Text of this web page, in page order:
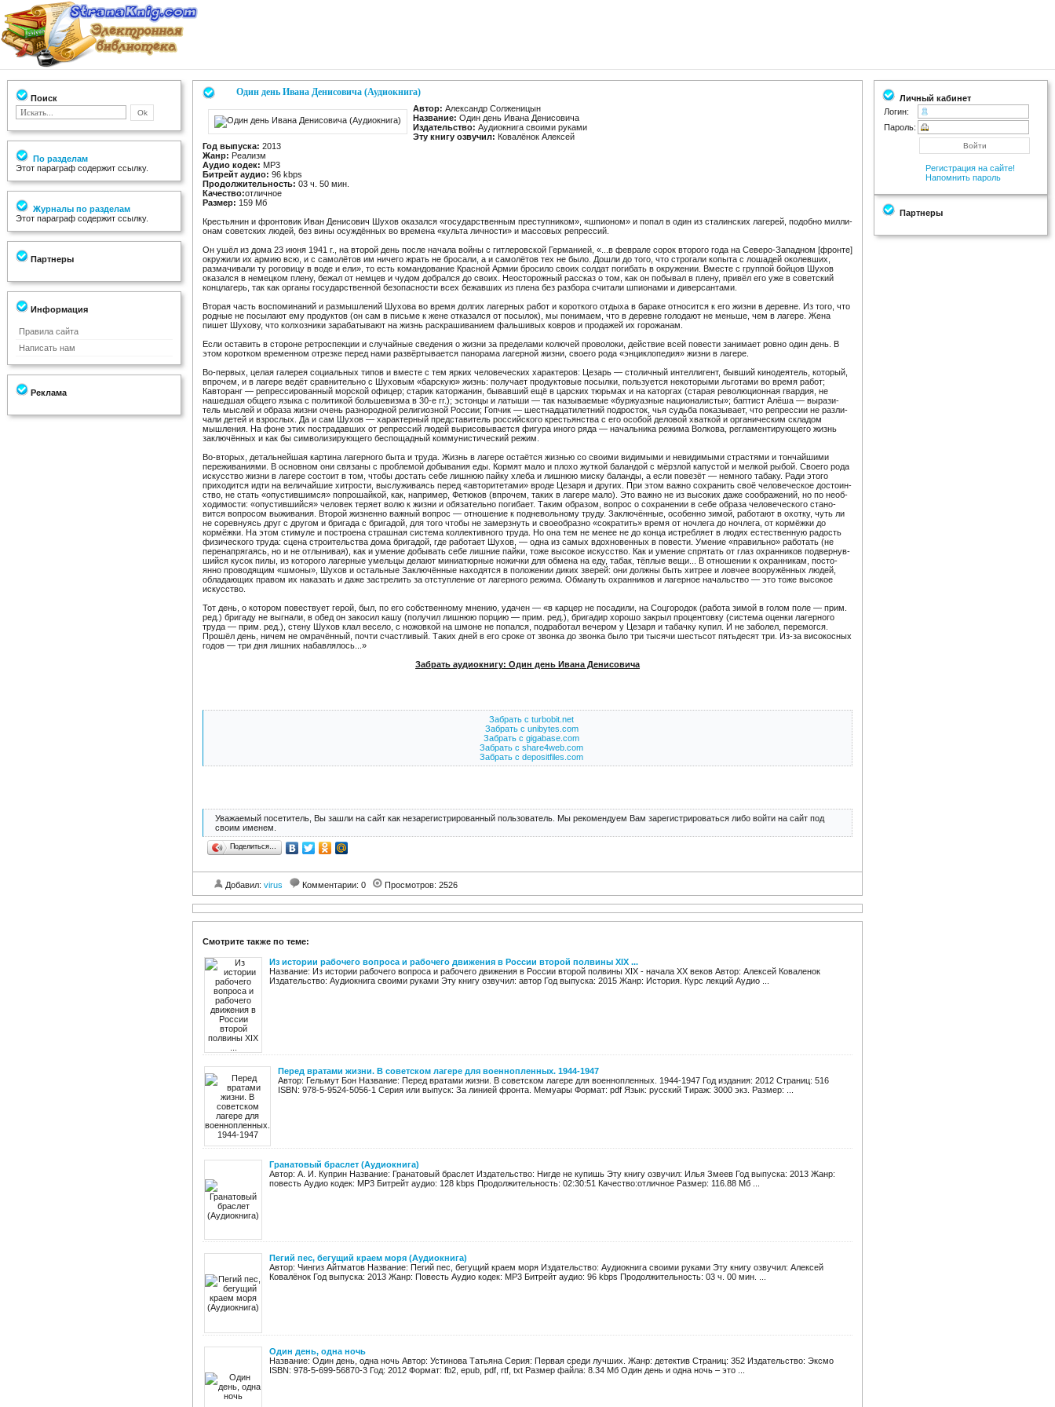
Поиск
По разделам
Этот параграф содержит ссылку.
Журналы по разделам
Этот параграф содержит ссылку.
Партнеры
Информация
Правила сайта
Написать нам
Реклама
Один день Ивана Денисовича (Аудиокнига)
Автор: Александр Солженицын
Название: Один день Ивана Денисовича
Издательство: Аудиокнига своими руками
Эту книгу озвучил: Ковалёнок Алексей
Год выпуска: 2013
Жанр: Реализм
Аудио кодек: MP3
Битрейт аудио: 96 kbps
Продолжительность: 03 ч. 50 мин.
Качество:отличное
Размер: 159 Мб
Крестьянин и фрон­товик Иван Дени­сович Шухов оказался «государ­ственным преступ­ником», «шпионом» и попал в один из сталин­ских лагерей, подобно милли­
онам совет­ских людей, без вины осуж­дённых во времена «культа личности» и массовых репрессий.
Он ушёл из дома 23 июня 1941 г., на второй день после начала войны с гитле­ров­ской Герма­нией, «...в феврале сорок второго года на Северо-Западном [фронте]
окру­жили их армию всю, и с само­лётов им ничего жрать не бросали, а и само­лётов тех не было. Дошли до того, что стро­гали копыта с лошадей околевших,
разма­чи­вали ту рого­вицу в воде и ели», то есть коман­до­вание Красной Армии бросило своих солдат поги­бать в окру­жении. Вместе с группой бойцов Шухов
оказался в немецком плену, бежал от немцев и чудом добрался до своих. Неосто­рожный рассказ о том, как он побывал в плену, привёл его уже в совет­ский
конц­ла­герь, так как органы государ­ственной безопас­ности всех бежавших из плена без разбора считали шпио­нами и дивер­сан­тами.
Вторая часть воспо­ми­наний и размыш­лений Шухова во время долгих лагерных работ и корот­кого отдыха в бараке отно­сится к его жизни в деревне. Из того, что
родные не посы­лают ему продуктов (он сам в письме к жене отка­зался от посылок), мы пони­маем, что в деревне голо­дают не меньше, чем в лагере. Жена
пишет Шухову, что колхоз­ники зара­ба­ты­вают на жизнь раскра­ши­ва­нием фаль­шивых ковров и продажей их горо­жанам.
Если оста­вить в стороне ретро­спекции и случайные сведения о жизни за преде­лами колючей прово­локи, действие всей повести зани­мает ровно один день. В
этом коротком временном отрезке перед нами развёр­ты­ва­ется пано­рама лагерной жизни, своего рода «энцик­ло­педия» жизни в лагере.
Во-первых, целая галерея соци­альных типов и вместе с тем ярких чело­ве­че­ских харак­теров: Цезарь — столичный интел­ли­гент, бывший кино­де­я­тель, который,
впрочем, и в лагере ведёт срав­ни­тельно с Шуховым «барскую» жизнь: полу­чает продук­товые посылки, поль­зу­ется неко­то­рыми льго­тами во время работ;
Кавто­ранг — репрес­си­ро­ванный морской офицер; старик катор­жанин, бывавший ещё в царских тюрьмах и на каторгах (старая рево­лю­ци­онная гвардия, не
нашедшая общего языка с поли­тикой боль­ше­визма в 30-е гг.); эстонцы и латыши — так назы­ва­емые «буржу­азные нацио­на­листы»; баптист Алёша — выра­зи­
тель мыслей и образа жизни очень разно­родной рели­ги­озной России; Гопчик — шест­на­дца­ти­летний подро­сток, чья судьба пока­зы­вает, что репрессии не разли­
чали детей и взрослых. Да и сам Шухов — харак­терный пред­ста­ви­тель россий­ского крестьян­ства с его особой деловой хваткой и орга­ни­че­ским складом
мышления. На фоне этих постра­давших от репрессий людей выри­со­вы­ва­ется фигура иного ряда — началь­ника режима Волкова, регла­мен­ти­ру­ю­щего жизнь
заклю­чённых и как бы симво­ли­зи­ру­ю­щего беспо­щадный комму­ни­сти­че­ский режим.
Во-вторых, деталь­нейшая картина лагер­ного быта и труда. Жизнь в лагере оста­ётся жизнью со своими види­мыми и неви­ди­мыми стра­стями и тончай­шими
пере­жи­ва­ниями. В основном они связаны с проблемой добы­вания еды. Кормят мало и плохо жуткой баландой с мёрзлой капу­стой и мелкой рыбой. Своего рода
искус­ство жизни в лагере состоит в том, чтобы достать себе лишнюю пайку хлеба и лишнюю миску баланды, а если повезёт — немного табаку. Ради этого
прихо­дится идти на вели­чайшие хитрости, выслу­жи­ваясь перед «авто­ри­те­тами» вроде Цезаря и других. При этом важно сохра­нить своё чело­ве­че­ское досто­ин­
ство, не стать «опустив­шимся» попро­шайкой, как, например, Фетюков (впрочем, таких в лагере мало). Это важно не из высоких даже сооб­ра­жений, но по необ­
хо­ди­мости: «опустив­шийся» человек теряет волю к жизни и обяза­тельно поги­бает. Таким образом, вопрос о сохра­нении в себе образа чело­ве­че­ского стано­
вится вопросом выжи­вания. Второй жизненно важный вопрос — отно­шение к подне­воль­ному труду. Заклю­чённые, особенно зимой, рабо­тают в охотку, чуть ли
не сорев­нуясь друг с другом и бригада с бригадой, для того чтобы не замерз­нуть и свое­об­разно «сокра­тить» время от ночлега до ночлега, от кормёжки до
кормёжки. На этом стимуле и построена страшная система коллек­тив­ного труда. Но она тем не менее не до конца истреб­ляет в людях есте­ственную радость
физи­че­ского труда: сцена стро­и­тель­ства дома бригадой, где рабо­тает Шухов, — одна из самых вдох­но­венных в повести. Умение «правильно» рабо­тать (не
пере­на­пря­гаясь, но и не отлы­нивая), как и умение добы­вать себе лишние пайки, тоже высокое искус­ство. Как и умение спря­тать от глаз охран­ников подвер­нув­
шийся кусок пилы, из кото­рого лагерные умельцы делают мини­а­тюрные ножички для обмена на еду, табак, тёплые вещи... В отно­шении к охран­никам, посто­
янно прово­дящим «шмоны», Шухов и остальные Заклю­чённые нахо­дятся в поло­жении диких зверей: они должны быть хитрее и ловчее воору­жённых людей,
обла­да­ющих правом их нака­зать и даже застре­лить за отступ­ление от лагер­ного режима. Обма­нуть охран­ников и лагерное началь­ство — это тоже высокое
искус­ство.
Тот день, о котором повест­вует герой, был, по его собствен­ному мнению, удачен — «в карцер не поса­дили, на Соцго­родок (работа зимой в голом поле — прим.
ред.) бригаду не выгнали, в обед он закосил кашу (получил лишнюю порцию — прим. ред.), бригадир хорошо закрыл процен­товку (система оценки лагер­ного
труда — прим. ред.), стену Шухов клал весело, с ножовкой на шмоне не попался, подра­ботал вечером у Цезаря и табачку купил. И не заболел, пере­могся.
Прошёл день, ничем не омра­чённый, почти счаст­ливый. Таких дней в его сроке от звонка до звонка было три тысячи шестьсот пять­десят три. Из-за висо­косных
годов — три дня лишних набав­ля­лось...»
Забрать аудиокнигу: Один день Ивана Денисовича
Забрать с turbobit.net
Забрать с unibytes.com
Забрать с gigabase.com
Забрать с share4web.com
Забрать с depositfiles.com
Уважаемый посетитель, Вы зашли на сайт как незарегистрированный пользователь. Мы рекомендуем Вам зарегистрироваться либо войти на сайт под
своим именем.
Поделиться…
Добавил: virus Комментарии: 0 Просмотров: 2526
Смотрите также по теме:
Из истории рабочего вопроса и рабочего движения в России второй полвины XIX ...
Название: Из истории рабочего вопроса и рабочего движения в России второй полвины XIX - начала XX веков Автор: Алексей Коваленок
Издательство: Аудиокнига своими руками Эту книгу озвучил: автор Год выпуска: 2015 Жанр: История. Курс лекций Аудио ...
Перед вратами жизни. В советском лагере для военнопленных. 1944-1947
Автор: Гельмут Бон Название: Перед вратами жизни. В советском лагере для военнопленных. 1944-1947 Год издания: 2012 Страниц: 516
ISBN: 978-5-9524-5056-1 Серия или выпуск: За линией фронта. Мемуары Формат: pdf Язык: русский Тираж: 3000 экз. Размер: ...
Гранатовый браслет (Аудиокнига)
Автор: А. И. Куприн Название: Гранатовый браслет Издательство: Нигде не купишь Эту книгу озвучил: Илья Змеев Год выпуска: 2013 Жанр:
повесть Аудио кодек: MP3 Битрейт аудио: 128 kbps Продолжительность: 02:30:51 Качество:отличное Размер: 116.88 Мб ...
Пегий пес, бегущий краем моря (Аудиокнига)
Автор: Чингиз Айтматов Название: Пегий пес, бегущий краем моря Издательство: Аудиокнига своими руками Эту книгу озвучил: Алексей
Ковалёнок Год выпуска: 2013 Жанр: Повесть Аудио кодек: MP3 Битрейт аудио: 96 kbps Продолжительность: 03 ч. 00 мин. ...
Один день, одна ночь
Название: Один день, одна ночь Автор: Устинова Татьяна Серия: Первая среди лучших. Жанр: детектив Страниц: 352 Издательство: Эксмо
ISBN: 978-5-699-56870-3 Год: 2012 Формат: fb2, epub, pdf, rtf, txt Размер файла: 8.34 Мб Один день и одна ночь – это ...
Личный кабинет
Логин:
Пароль:
Регистрация на сайте!
Напомнить пароль
Партнеры